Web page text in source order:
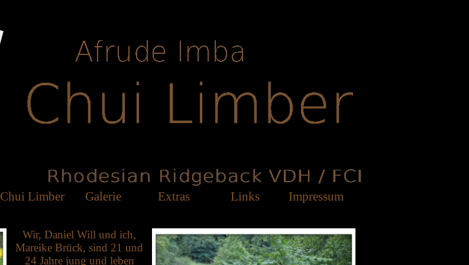
Chui Limber Galerie Extras Links
Impressum
Wir, Daniel Will und ich,
Mareike Brück, sind 21 und
24 Jahre jung und leben